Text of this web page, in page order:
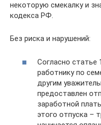
некоторую смекалку и
кодекса РФ.
Без риска и нарушений:
Согласно статье
работнику по
другим
предоставлен
заработной
этого отпуска –